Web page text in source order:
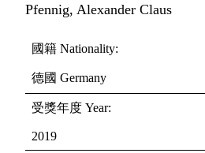
Pfennig, Alexander Claus
國籍 Nationality:
德國 Germany
受獎年度 Year:
2019